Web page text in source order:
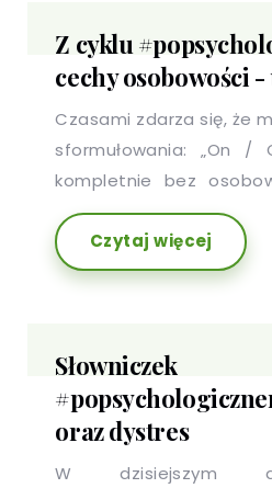
Z cyklu
cechy osobowości
Czasami zdarza się, że
sformułowania: „On
kompletnie bez
stwierdzeniu tym nie
ponieważ każdy z nas
siebie i przejawiający
Czytaj więcej
Słowniczek
oraz dystres
W dzisiejszym